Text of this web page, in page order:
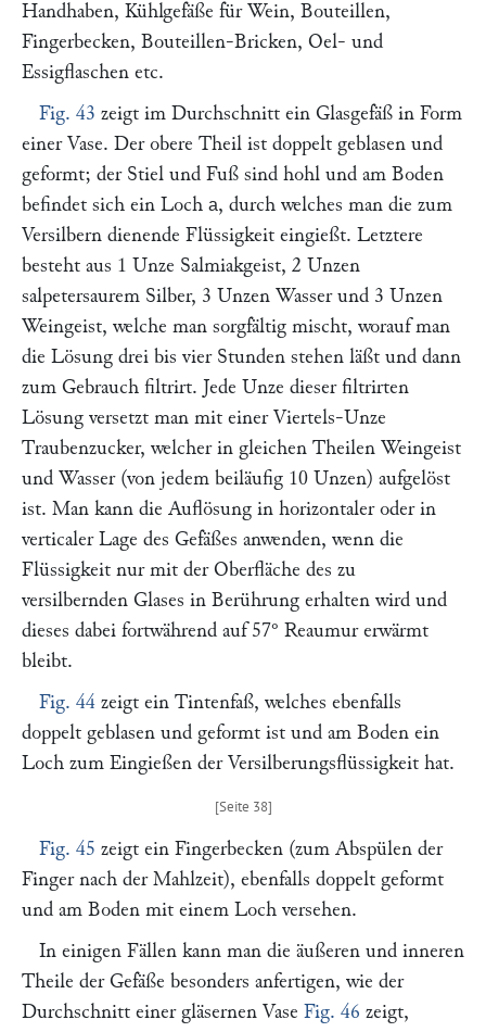
Handhaben, Kühlgefäße für Wein, Bouteillen,
Fingerbecken, Bouteillen-Bricken, Oel- und
Essigflaschen etc.
Fig. 43 zeigt im Durchschnitt ein Glasgefäß in Form
einer Vase. Der obere Theil ist doppelt geblasen und
geformt; der Stiel und Fuß sind hohl und am Boden
befindet sich ein Loch a, durch welches man die zum
Versilbern dienende Flüssigkeit eingießt. Letztere
besteht aus 1 Unze Salmiakgeist, 2 Unzen
salpetersaurem Silber, 3 Unzen Wasser und 3 Unzen
Weingeist, welche man sorgfältig mischt, worauf man
die Lösung drei bis vier Stunden stehen läßt und dann
zum Gebrauch filtrirt. Jede Unze dieser filtrirten
Lösung versetzt man mit einer Viertels-Unze
Traubenzucker, welcher in gleichen Theilen Weingeist
und Wasser (von jedem beiläufig 10 Unzen) aufgelöst
ist. Man kann die Auflösung in horizontaler oder in
verticaler Lage des Gefäßes anwenden, wenn die
Flüssigkeit nur mit der Oberfläche des zu
versilbernden Glases in Berührung erhalten wird und
dieses dabei fortwährend auf 57° Reaumur erwärmt
bleibt.
Fig. 44 zeigt ein Tintenfaß, welches ebenfalls
doppelt geblasen und geformt ist und am Boden ein
Loch zum Eingießen der Versilberungsflüssigkeit hat.
Fig. 45 zeigt ein Fingerbecken (zum Abspülen der
Finger nach der Mahlzeit), ebenfalls doppelt geformt
und am Boden mit einem Loch versehen.
In einigen Fällen kann man die äußeren und inneren
Theile der Gefäße besonders anfertigen, wie der
Durchschnitt einer gläsernen Vase Fig. 46 zeigt,